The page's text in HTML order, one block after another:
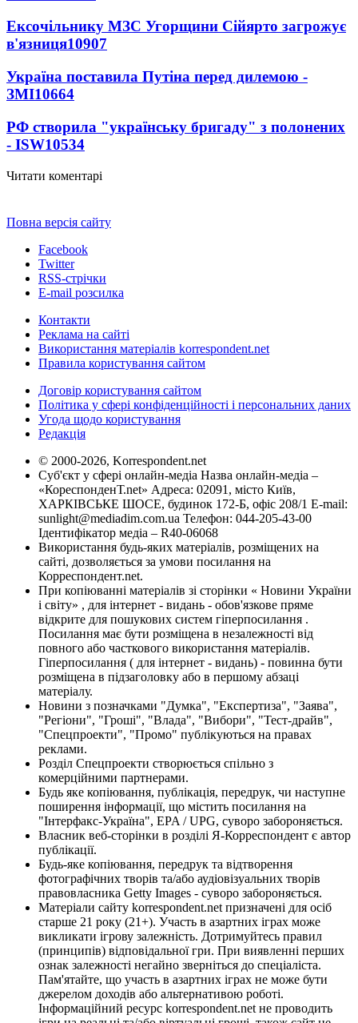
Ексочільнику МЗС Угорщини Сійярто загрожує
в'язниця10907
Україна поставила Путіна перед дилемою -
ЗМІ10664
РФ створила "українську бригаду" з полонених
- ISW10534
Читати коментарі
Повна версія сайту
Facebook
Twitter
RSS-стрічки
E-mail розсилка
Контакти
Реклама на сайті
Використання матеріалів korrespondent.net
Правила користування сайтом
Договір користування сайтом
Політика у сфері конфіденційності і персональних даних
Угода щодо користування
Редакція
© 2000-2026, Korrespondent.net
Суб'єкт у сфері онлайн-медіа Назва онлайн-медіа –
«КореспонденТ.net» Адреса: 02091, місто Київ,
ХАРКІВСЬКЕ ШОСЕ, будинок 172-Б, офіс 208/1 E-mail:
sunlight@mediadim.com.ua Телефон: 044-205-43-00
Ідентифікатор медіа – R40-06068
Використання будь-яких матеріалів, розміщених на
сайті, дозволяється за умови посилання на
Корреспондент.net.
При копіюванні матеріалів зі сторінки « Новини України
і світу» , для інтернет - видань - обов'язкове пряме
відкрите для пошукових систем гіперпосилання .
Посилання має бути розміщена в незалежності від
повного або часткового використання матеріалів.
Гіперпосилання ( для інтернет - видань) - повинна бути
розміщена в підзаголовку або в першому абзаці
матеріалу.
Новини з позначками "Думка", "Експертиза", "Заява",
"Регіони", "Гроші", "Влада", "Вибори", "Тест-драйв",
"Спецпроекти", "Промо" публікуються на правах
реклами.
Розділ Спецпроекти створюється спільно з
комерційними партнерами.
Будь яке копіювання, публікація, передрук, чи наступне
поширення інформації, що містить посилання на
"Інтерфакс-Україна", EPA / UPG, суворо забороняється.
Власник веб-сторінки в розділі Я-Корреспондент є автор
публікації.
Будь-яке копіювання, передрук та відтворення
фотографічних творів та/або аудіовізуальних творів
правовласника Getty Images - суворо забороняється.
Матеріали сайту korrespondent.net призначені для осіб
старше 21 року (21+). Участь в азартних іграх може
викликати ігрову залежність. Дотримуйтесь правил
(принципів) відповідальної гри. При виявленні перших
ознак залежності негайно зверніться до спеціаліста.
Пам'ятайте, що участь в азартних іграх не може бути
джерелом доходів або альтернативою роботі.
Інформаційний ресурс korrespondent.net не проводить